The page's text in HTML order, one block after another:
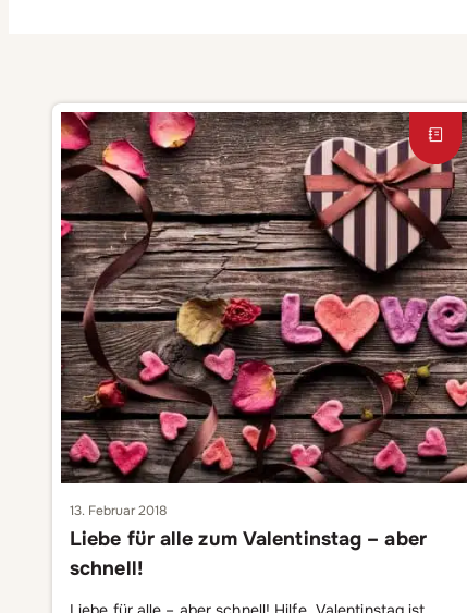
13. Februar 2018
Liebe für alle zum Valentinstag – aber
schnell!